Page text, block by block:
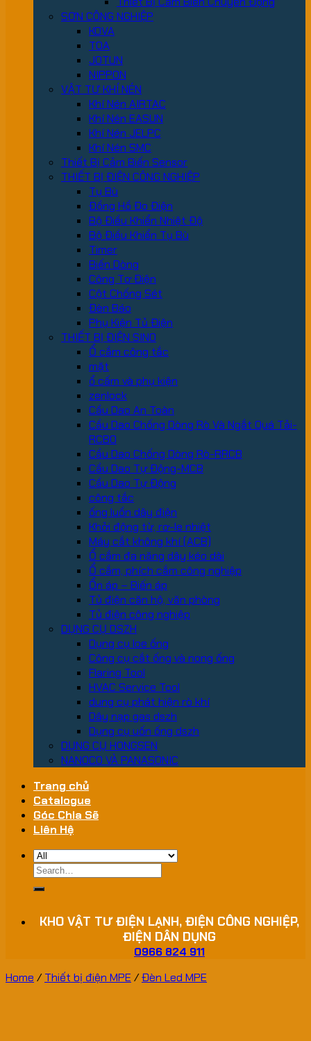
SƠN CÔNG NGHIỆP
KOVA
TOA
JOTUN
NIPPON
VẬT TƯ KHÍ NÉN
Khí Nén AIRTAC
Khí Nén EASUN
Khí Nén JELPC
Khí Nén SMC
Thiết Bị Cảm Biến Sensor
THIẾT BỊ ĐIỆN CÔNG NGHIỆP
Tụ Bù
Đồng Hồ Đo Điện
Bộ Điều Khiển Nhiệt Độ
Bộ Điều Khiển Tụ Bù
Timer
Biến Dòng
Công Tơ Điện
Cột Chống Sét
Đèn Báo
Phụ Kiện Tủ Điện
THIẾT BỊ ĐIỆN SINO
Ổ cắm công tắc
mặt
ổ cấm và phụ kiện
zenlock
Cầu Dao An Toàn
Cầu Dao Chống Dòng Rò Và Ngắt Quá Tải-
RCBO
Cầu Dao Chống Dòng Rò-RRCB
Cầu Dao Tự Động-MCB
Cầu Dao Tự Động
công tắc
ống luồn dây điện
Khởi động từ, rơ-le nhiệt
Máy cắt không khí (ACB)
Ổ cắm đa năng dây kéo dài
Ổ cắm, phích cắm công nghiệp
Ổn áp – Biến áp
Tủ điện căn hộ, văn phòng
Tủ điện công nghiệp
DỤNG CỤ DSZH
Dụng cụ loe ống
Công cụ cắt ống và nong ống
Flaring Tool
HVAC Service Tool
dung cụ phát hiện rò khí
Dây nạp gas dszh
Dụng cụ uốn ống dszh
DỤNG CỤ HONGSEN
NANOCO VÀ PANASONIC
Trang chủ
Catalogue
Góc Chia Sẽ
Liên Hệ
Search
for:
KHO VẬT TƯ ĐIỆN LẠNH, ĐIỆN CÔNG NGHIỆP,
ĐIỆN DÂN DỤNG
0966 824 911
Home / Thiết bị điện MPE /Đèn Led MPE